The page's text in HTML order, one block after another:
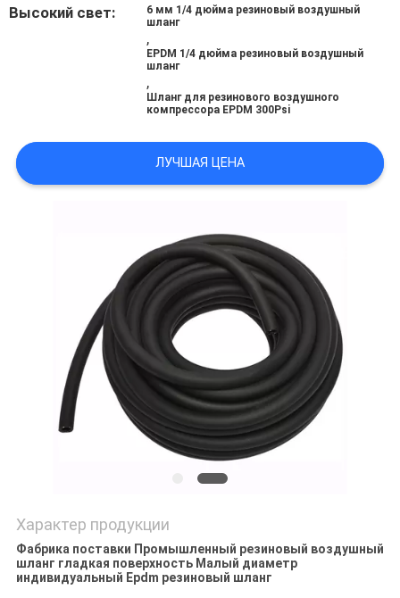
КАРТА
САЙТА
Высокий свет:
6 мм 1/4 дюйма резиновый воздушный
шланг
,
EPDM 1/4 дюйма резиновый воздушный
шланг
,
Шланг для резинового воздушного
компрессора EPDM 300Psi
ЛУЧШАЯ ЦЕНА
Характер продукции
Фабрика поставки Промышленный резиновый воздушный
шланг гладкая поверхность Малый диаметр
индивидуальный Epdm резиновый шланг